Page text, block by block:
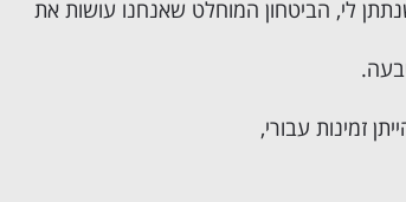
לי, הביטחון המוחלט שאנחנו עושות את
זמינות עבורי,